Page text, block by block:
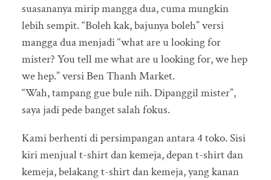
suasananya mirip mangga dua, cuma mungkin
lebih sempit. “Boleh kak, bajunya boleh” versi
mangga dua menjadi “what are u looking for
mister? You tell me what are u looking for, we hep
we hep.” versi Ben Thanh Market.
“Wah, tampang gue bule nih. Dipanggil mister”,
saya jadi pede banget salah fokus.
Kami berhenti di persimpangan antara 4 toko. Sisi
kiri menjual t-shirt dan kemeja, depan t-shirt dan
kemeja, belakang t-shirt dan kemeja, yang kanan